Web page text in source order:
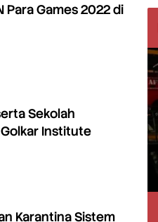
Para Games 2022 di
Sekolah
Institute
Karantina Sistem